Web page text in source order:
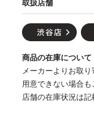
取扱店舗
商品の在庫について
メーカーよりお取
用意できない場合も
店舗の在庫状況は記